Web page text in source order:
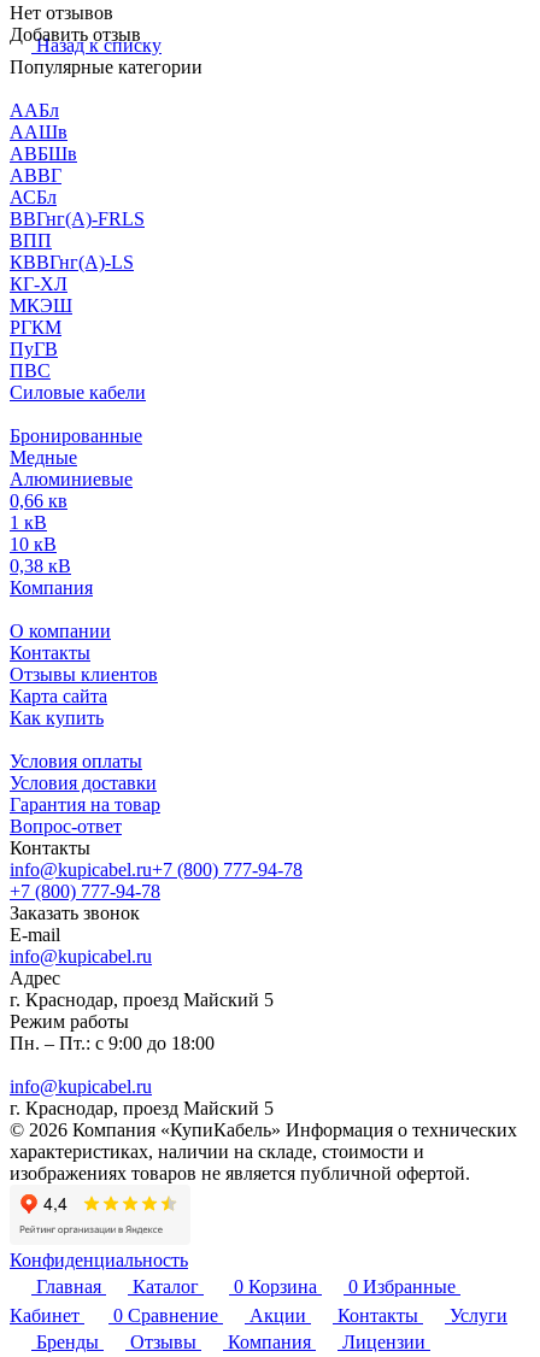
Нет отзывов
Добавить отзыв
Назад к списку
Популярные категории
ААБл
ААШв
АВБШв
АВВГ
АСБл
ВВГнг(А)-FRLS
ВПП
КВВГнг(А)-LS
КГ-ХЛ
МКЭШ
РГКМ
ПуГВ
ПВС
Силовые кабели
Бронированные
Медные
Алюминиевые
0,66 кв
1 кВ
10 кВ
0,38 кВ
Компания
О компании
Контакты
Отзывы клиентов
Карта сайта
Как купить
Условия оплаты
Условия доставки
Гарантия на товар
Вопрос-ответ
Контакты
info@kupicabel.ru+7 (800) 777-94-78
+7 (800) 777-94-78
Заказать звонок
E-mail
info@kupicabel.ru
Адрес
г. Краснодар, проезд Майский 5
Режим работы
Пн. – Пт.: с 9:00 до 18:00
info@kupicabel.ru
г. Краснодар, проезд Майский 5
© 2026 Компания «КупиКабель» Информация о технических
характеристиках, наличии на складе, стоимости и
изображениях товаров не является публичной офертой.
Конфиденциальность
Главная
Каталог 0 Корзина 0 Избранные
Кабинет
0 Сравнение Акции Контакты
Услуги
Бренды
Отзывы Компания
Лицензии